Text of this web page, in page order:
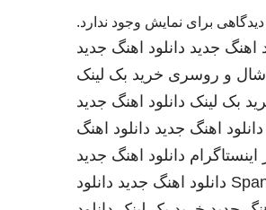
دیدگاهی برای نمایش وجود ندارد.
اهنگ جدید دانلود اهنگ جدید
شال و روسری خرید بک لینک
بک لینک دانلود اهنگ جدید
دانلود اهنگ جدید دانلود اهنگ
اینستاگرام دانلود اهنگ جدید
دانلود اهنگ جدید دانلود